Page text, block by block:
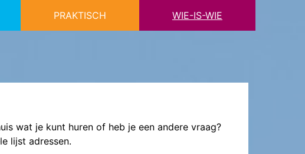
PRAKTISCH WIE-IS-WIE
wat je kunt huren of heb je een andere vraag?
lijst adressen.